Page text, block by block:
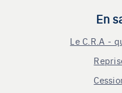
En
Le C.R.A -